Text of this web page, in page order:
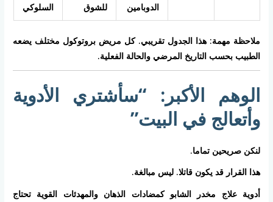
الدوبامين
للشوق
السلوكي
ملاحظة مهمة: هذا الجدول تقريبي. كل مريض بروتوكول مختلف يضعه
الطبيب بحسب التاريخ المرضي والحالة الفعلية.
الوهم الأكبر: “سأشتري الأدوية
وأتعالج في البيت”
لنكن صريحين تماما.
هذا القرار قد يكون قاتلا. ليس مبالغة.
أدوية علاج مخدر الشابو كمضادات الذهان والمهدئات القوية تحتاج